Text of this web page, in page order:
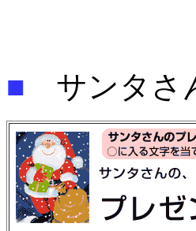
■ サンタさ